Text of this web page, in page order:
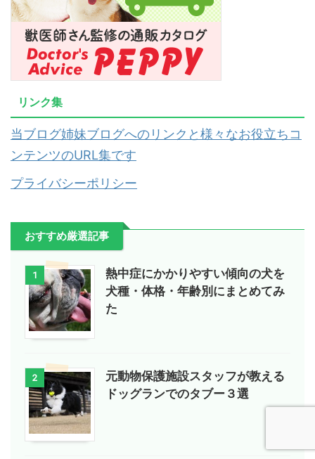
リンク集
当ブログ姉妹ブログへのリンクと様々なお役立ちコ
ンテンツのURL集です
プライバシーポリシー
おすすめ厳選記事
1
熱中症にかかりやすい傾向の犬を
犬種・体格・年齢別にまとめてみ
た
2
元動物保護施設スタッフが教える
ドッグランでのタブー３選